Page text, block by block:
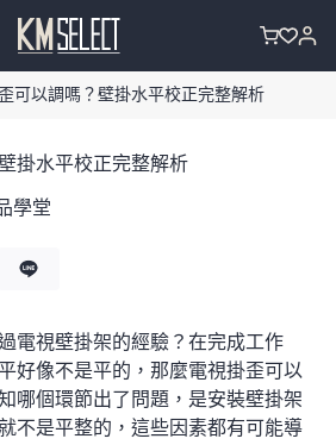
購
車
可以調嗎？壁掛水平校正完整解析
掛水平校正完整解析
學堂
n
電視壁掛架的經驗？在完成工作
好像不是平的，那麼電視掛歪可以
哪個環節出了問題，是安裝壁掛架
不是平整的，這些因素都有可能導